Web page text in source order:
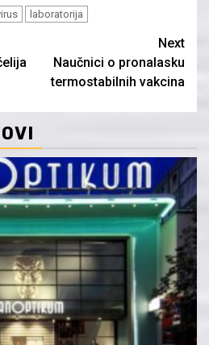
laboratorija
Next
Naučnici o pronalasku
termostabilnih vakcina